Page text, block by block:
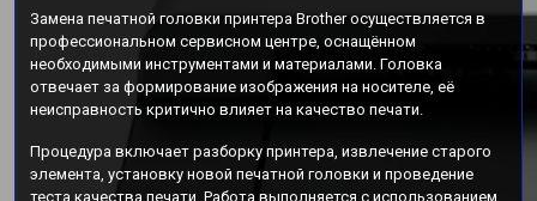
Замена печатной головки принтера Brother осуществляется в
профессиональном сервисном центре, оснащённом
необходимыми инструментами и материалами. Головка
отвечает за формирование изображения на носителе, её
неисправность критично влияет на качество печати.
Процедура включает разборку принтера, извлечение старого
элемента, установку новой печатной головки и проведение
теста качества печати. Работа выполняется с использованием